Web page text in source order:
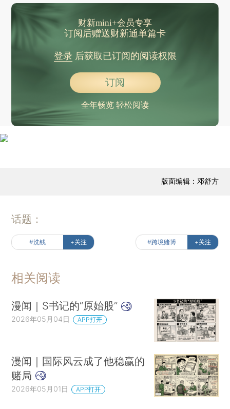
财新mini+会员专享
订阅后赠送财新通单篇卡
登录后获取已订阅的阅读权限
订阅
全年畅览 轻松阅读
版面编辑：邓舒方
话题：
#洗钱 +关注 #跨境赌博 +关注
相关阅读
漫闻｜S书记的“原始股”
2026年05月04日 APP打开
漫闻｜国际风云成了他稳赢的
赌局
2026年05月01日 APP打开